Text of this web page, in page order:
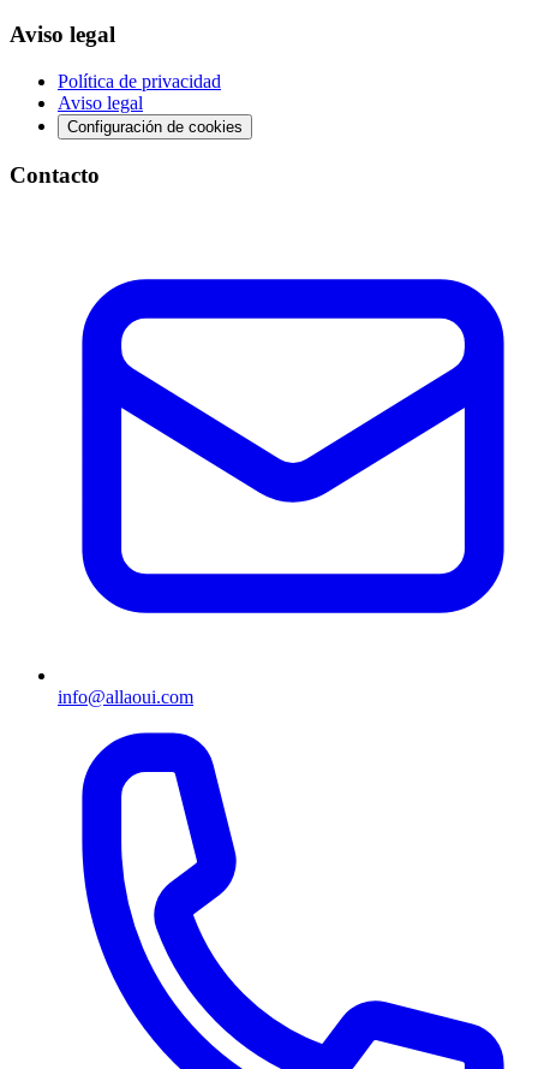
Aviso legal
Política de privacidad
Aviso legal
Configuración de cookies
Contacto
info@allaoui.com